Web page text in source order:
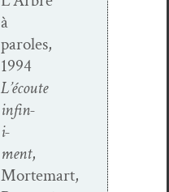
à
paroles,
1994
L’écoute
infin­
i­
ment,
Mortemart,